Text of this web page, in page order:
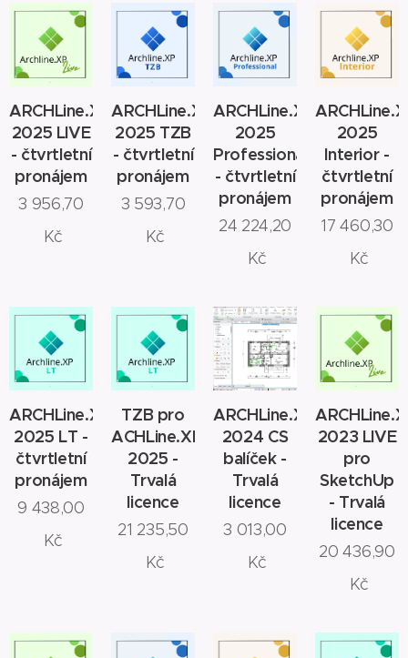
ARCHLine.XP
2025 LIVE
- čtvrtletní
pronájem
3 956,70
Kč
ARCHLine.XP
2025 TZB
- čtvrtletní
pronájem
3 593,70
Kč
ARCHLine.XP
2025
Professional
- čtvrtletní
pronájem
24 224,20
Kč
2025
Interior -
čtvrtletní
pronájem
17 460,30
Kč
ARCHLine.XP
2025 LT -
čtvrtletní
pronájem
9 438,00
Kč
TZB pro
ACHLine.XP
2025 -
Trvalá
licence
21 235,50
Kč
ARCHLine.XP
2024 CS
balíček -
Trvalá
licence
3 013,00
Kč
2023 LIVE
pro
SketchUp
- Trvalá
licence
20 436,90
Kč